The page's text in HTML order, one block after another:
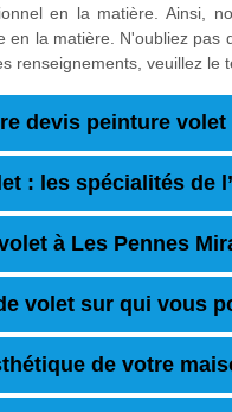
en la matière. Ainsi,
en la matière. N'oubliez
renseignements, veuillez le
devis peinture volet
: les spécialités de
à Les Pennes
volet sur qui vous
de votre